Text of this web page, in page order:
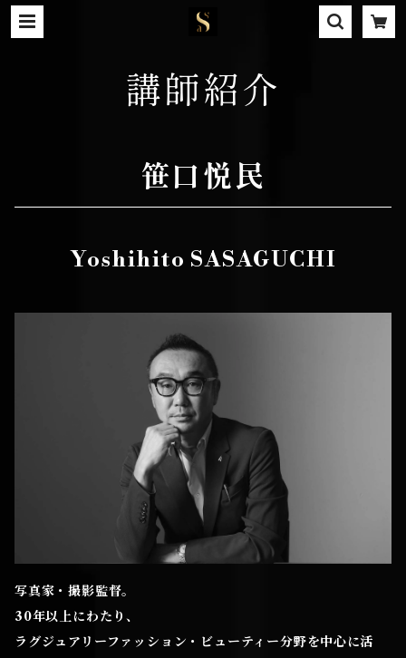
講師紹介
笹口悦民
Yoshihito SASAGUCHI
写真家・撮影監督。
30年以上にわたり、
ラグジュアリーファッション・ビューティー分野を中心に活